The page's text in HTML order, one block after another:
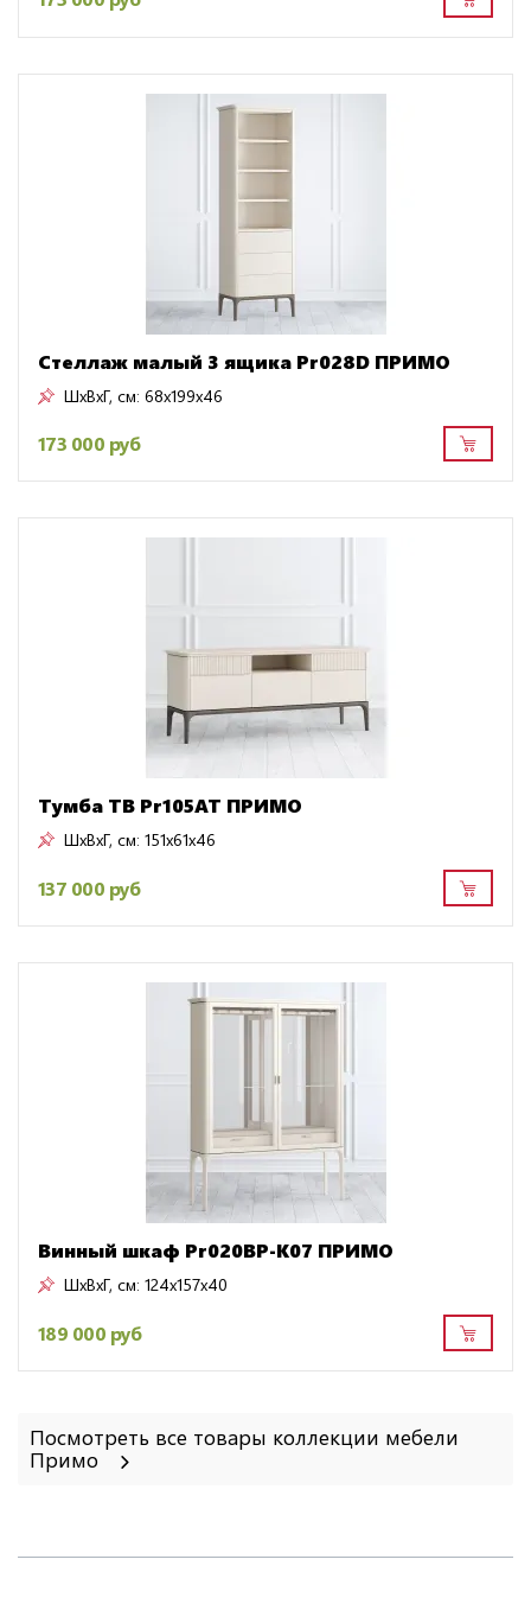
Стеллаж малый 3 ящика Pr028D ПРИМО
ШxВxГ, см: 68x199x46
173 000 руб
Тумба ТВ Pr105AT ПРИМО
ШxВxГ, см: 151x61x46
137 000 руб
Винный шкаф Pr020BP-K07 ПРИМО
ШxВxГ, см: 124x157x40
189 000 руб
Посмотреть все товары коллекции мебели
Примо